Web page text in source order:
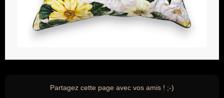
Partagez cette page avec vos amis ! ;-)